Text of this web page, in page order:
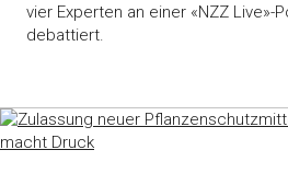
vier Experten an einer «NZZ Live»-
debattiert.